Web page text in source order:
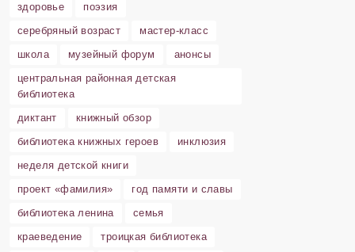
здоровье
поэзия
серебряный возраст
мастер-класс
школа
музейный форум
анонсы
центральная районная детская
библиотека
диктант
книжный обзор
библиотека книжных героев
инклюзия
неделя детской книги
проект «фамилия»
год памяти и славы
библиотека ленина
семья
краеведение
троицкая библиотека